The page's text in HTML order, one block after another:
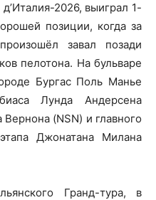
2026, выиграл 1-
позиции, когда за
завал позади
пелотона. На бульваре
Бургас Поль Манье
Лунда Андерсена
(NSN) и главного
Джонатана Милана
Гранд-тура, в